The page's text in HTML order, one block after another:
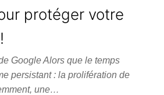
protéger votre
Google Alors que le temps
persistant : la prolifération de
une…